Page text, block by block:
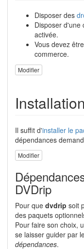
Disposer des
Disposer d'une
activée.
Vous devez
commerce.
Modifier
Installation
Il suffit d'installer le
dépendances
Modifier
DVDrip
Pour que dvdrip soit
des paquets
Pour faire son choix,
se laisser guider par
dépendances.